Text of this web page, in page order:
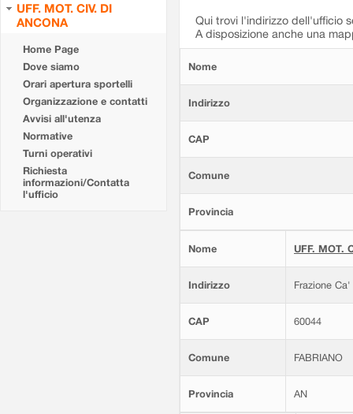
UFF. MOT. CIV. DI
ANCONA
Home Page
Dove siamo
Orari apertura sportelli
Organizzazione e contatti
Avvisi all'utenza
Normative
Turni operativi
Richiesta
informazioni/Contatta
l'ufficio
Qui trovi l'indirizzo dell'ufficio
A disposizione anche una
Nome
Indirizzo
CAP
Comune
Provincia
Nome UFF. MOT.
Indirizzo Frazione
CAP 60044
Comune FABRIANO
Provincia AN